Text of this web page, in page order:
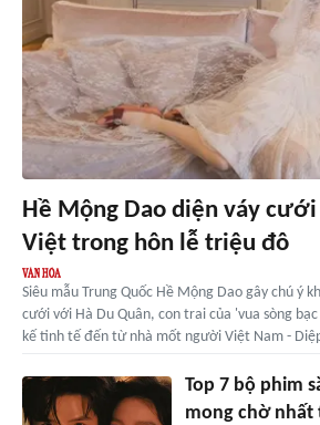
Hề Mộng Dao diện váy
Việt trong hôn lễ triệu đô
Siêu mẫu Trung Quốc Hề Mộng Dao gây chú ý
cưới với Hà Du Quân, con trai của 'vua sòng
kế tinh tế đến từ nhà mốt người Việt Nam -
Top 7 bộ phim
mong chờ nhất